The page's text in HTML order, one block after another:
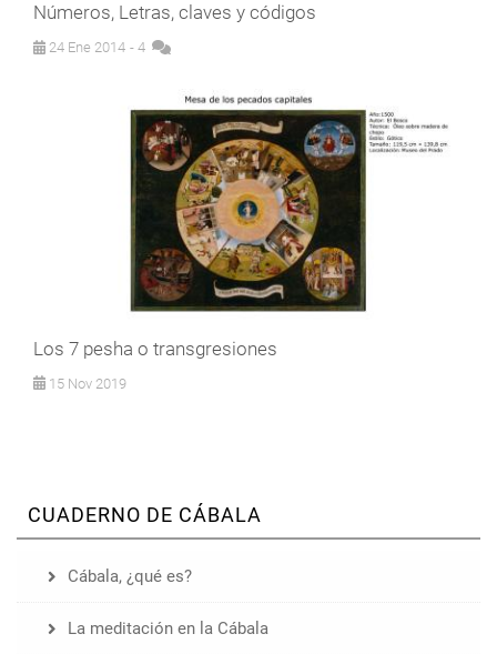
Números, Letras, claves y códigos
24 Ene 2014 - 4
Los 7 pesha o transgresiones
15 Nov 2019
CUADERNO DE CÁBALA
Cábala, ¿qué es?
La meditación en la Cábala